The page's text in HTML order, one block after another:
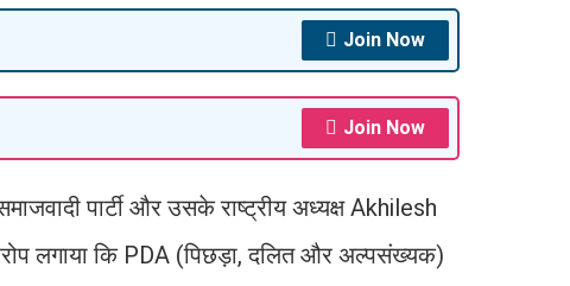
Join Now
Join Now
पार्टी और उसके राष्ट्रीय अध्यक्ष Akhilesh
लगाया कि PDA (पिछड़ा, दलित और अल्पसंख्यक)